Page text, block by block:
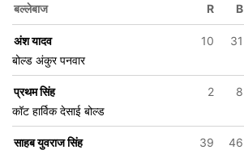
बल्लेबाज R B
अंश यादव 10 31
बोल्ड अंकुर पनवार
प्रथम सिंह 2 8
कॉट हार्विक देसाई बोल्ड
साहब युवराज सिंह 39 46